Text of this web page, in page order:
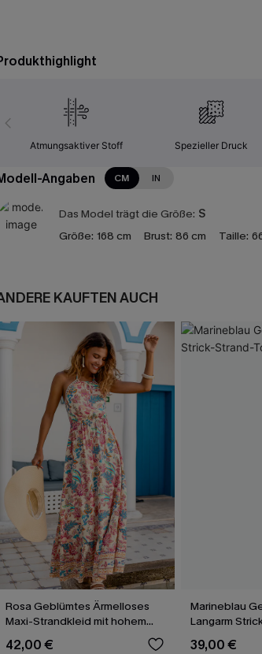
Atmungsaktiver Stoff Spezieller Druck
Angaben CM IN
Das Model trägt die Größe: S
Größe: 168 cm Brust: 86 cm Taille:
KAUFTEN AUCH
Rosa Geblümtes Ärmelloses
Maxi-Strandkleid mit hohem
Ausschnitt
42,00 €
Marineblau
Langarm
39,00 €